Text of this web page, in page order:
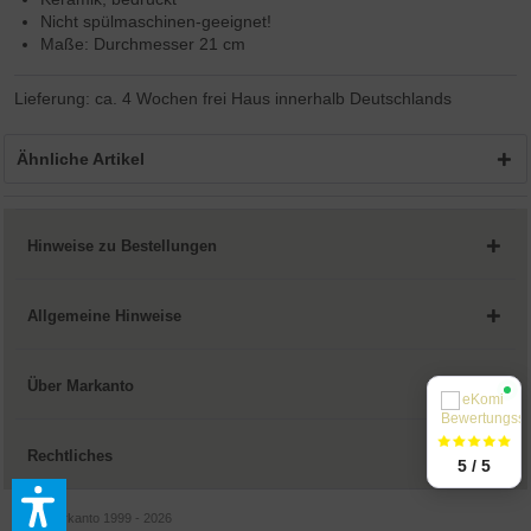
Nicht spülmaschinen-geeignet!
Maße: Durchmesser 21 cm
Lieferung: ca. 4 Wochen frei Haus innerhalb Deutschlands
Ähnliche Artikel
Hinweise zu Bestellungen
Allgemeine Hinweise
Über Markanto
Rechtliches
© by Markanto 1999 - 2026
5 / 5